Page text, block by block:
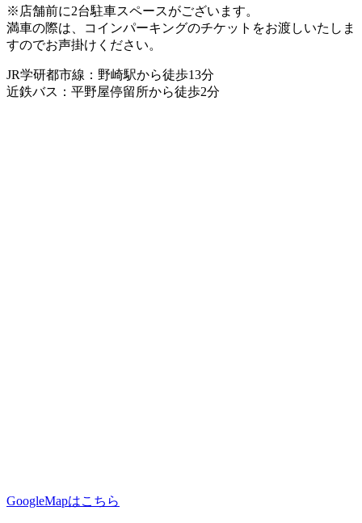
※店舗前に2台駐車スペースがございます。
満車の際は、コインパーキングのチケットをお渡しいたしま
すのでお声掛けください。
JR学研都市線：野崎駅から徒歩13分
近鉄バス：平野屋停留所から徒歩2分
GoogleMapはこちら